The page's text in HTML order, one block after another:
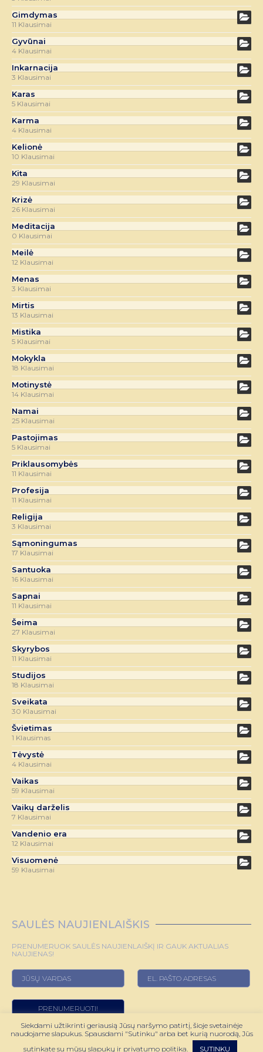
Gimdymas
11 Klausimai
Gyvūnai
4 Klausimai
Inkarnacija
3 Klausimai
Karas
5 Klausimai
Karma
4 Klausimai
Kelionė
10 Klausimai
Kita
29 Klausimai
Krizė
26 Klausimai
Meditacija
0 Klausimai
Meilė
12 Klausimai
Menas
3 Klausimai
Mirtis
13 Klausimai
Mistika
5 Klausimai
Mokykla
18 Klausimai
Motinystė
14 Klausimai
Namai
25 Klausimai
Pastojimas
5 Klausimai
Priklausomybės
11 Klausimai
Profesija
11 Klausimai
Religija
3 Klausimai
Sąmoningumas
17 Klausimai
Santuoka
16 Klausimai
Sapnai
11 Klausimai
Šeima
27 Klausimai
Skyrybos
11 Klausimai
Studijos
18 Klausimai
Sveikata
30 Klausimai
Švietimas
1 Klausimas
Tėvystė
4 Klausimai
Vaikas
59 Klausimai
Vaikų darželis
7 Klausimai
Vandenio era
12 Klausimai
Visuomenė
59 Klausimai
SAULĖS NAUJIENLAIŠKIS
PRENUMERUOK SAULĖS NAUJIENLAIŠKĮ IR GAUK AKTUALIAS
NAUJIENAS!
Siekdami užtikrinti geriausią Jūsų naršymo patirtį, šioje svetainėje
naudojame slapukus. Spausdami "Sutinku" arba bet kurią nuorodą, Jūs
sutinkate su mūsų slapukų ir privatumo politika.
SUTINKU